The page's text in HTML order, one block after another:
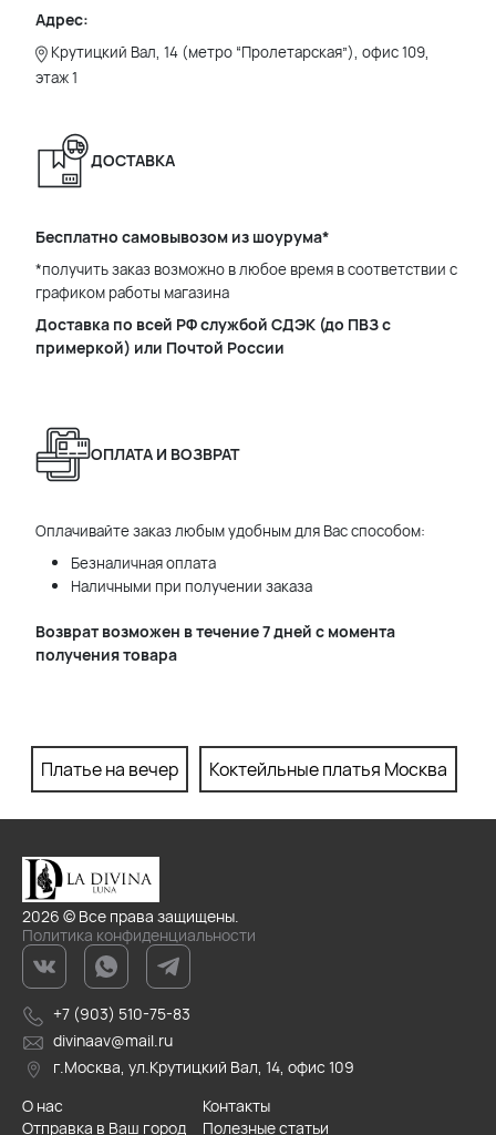
Адрес:
Крутицкий Вал, 14 (метро “Пролетарская”), офис 109,
этаж 1
ДОСТАВКА
Бесплатно самовывозом из шоурума*
*получить заказ возможно в любое время в соответствии с
графиком работы магазина
Доставка по всей РФ службой СДЭК (до ПВЗ с
примеркой) или Почтой России
ОПЛАТА И ВОЗВРАТ
Оплачивайте заказ любым удобным для Вас способом:
Безналичная оплата
Наличными при получении заказа
Возврат возможен в течение 7 дней с момента
получения товара
Платье на вечер Коктейльные платья Москва
2026 © Все права защищены.
Политика конфиденциальности
+7 (903) 510-75-83
divinaav@mail.ru
г.Москва, ул.Крутицкий Вал, 14, офис 109
О нас
Контакты
Отправка в Ваш город
Полезные статьи